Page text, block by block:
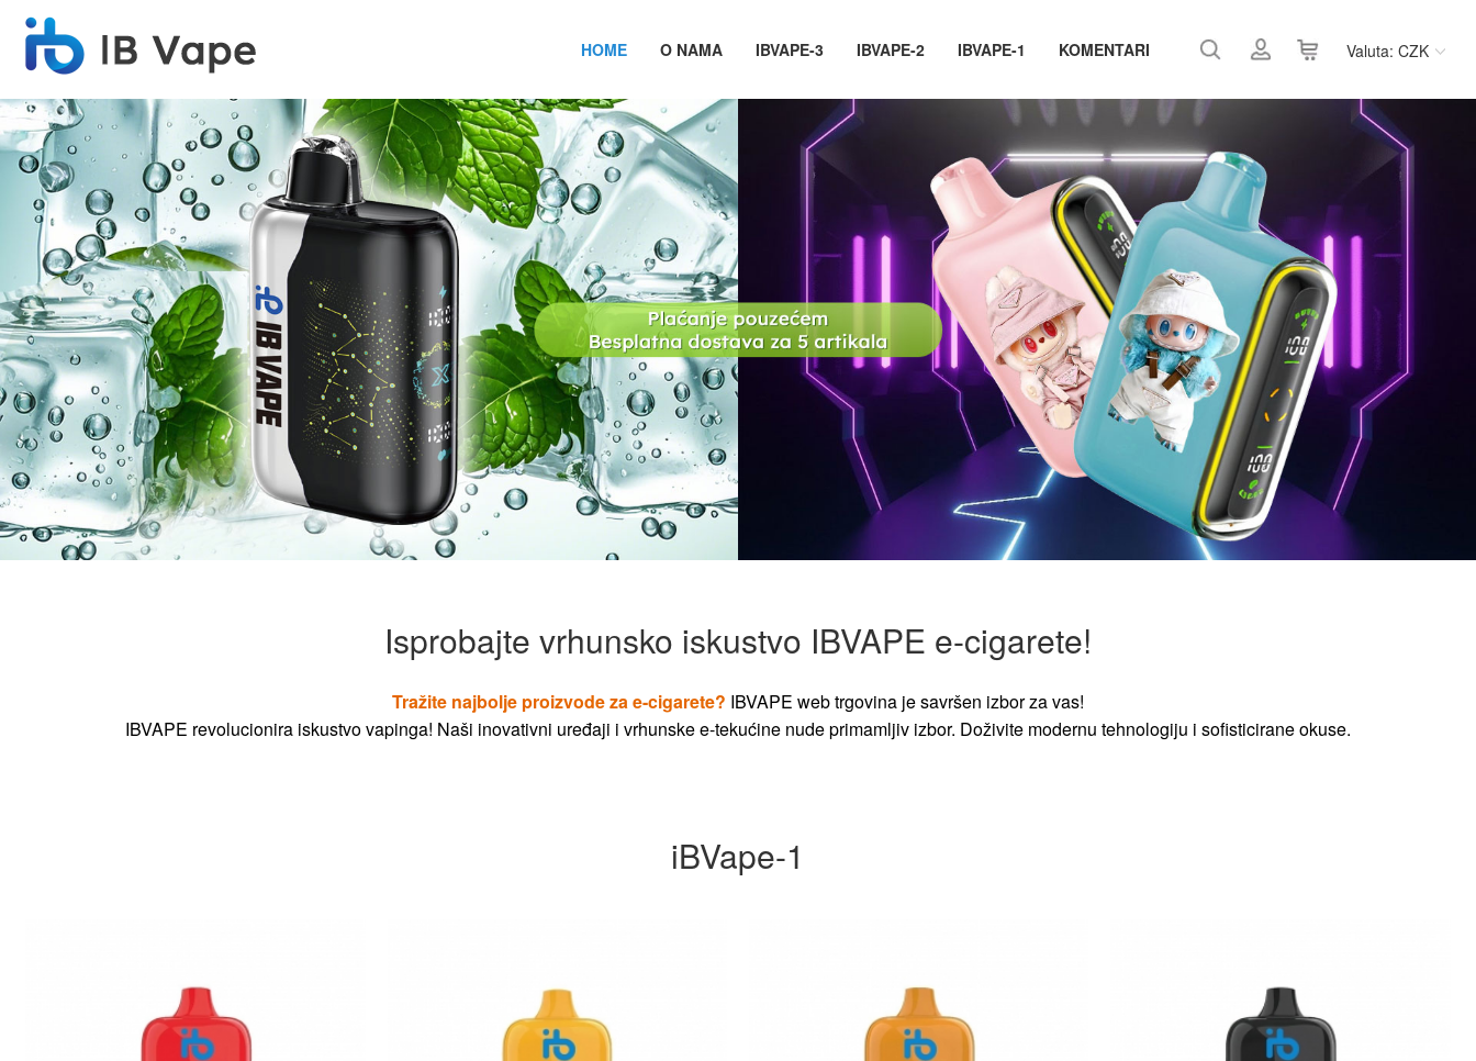
Valuta: CZK
HOME O NAMA IBVAPE-3 IBVAPE-2 IBVAPE-1 KOMENTARI
Isprobajte vrhunsko iskustvo IBVAPE e-cigarete!
Tražite najbolje proizvode za e-cigarete? IBVAPE web trgovina je savršen izbor za vas!
IBVAPE revolucionira iskustvo vapinga! Naši inovativni uređaji i vrhunske e-tekućine nude primamljiv izbor. Doživite modernu tehnologiju i sofisticirane okuse.
iBVape-1